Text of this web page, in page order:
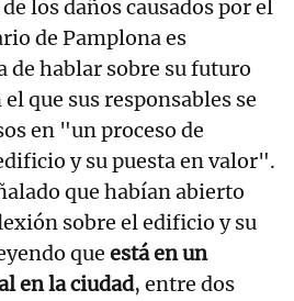
los daños causados por el
de Pamplona es
hablar sobre su futuro
que sus responsables se
en "un proceso de
y su puesta en valor".
que habían abierto
sobre el edificio y su
que está en un
en la ciudad, entre dos